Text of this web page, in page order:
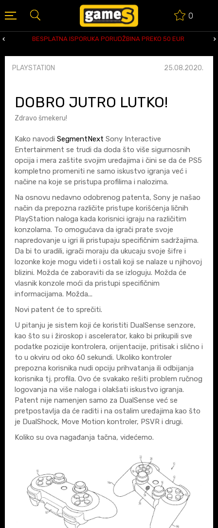
0
BESPLATNA ISPORUKA PORUDŽBINA PREKO 50 EUR
PLAYSTATION 25.08.2020.
DOBRO JUTRO LUTKO!
Zdravo šmekeru!
Kako navodi SegmentNext Sony Interactive
Entertainment se trudi da doda što više sigurnosnih
opcija i mera zaštite svojim uređajima i čini se da će PS5
kompletno promeniti ne samo iskustvo igranja već i
načine na koje se pristupa profilima i nalozima.
Na osnovu nedavno odobrenog patenta, Sony je našao
način da prepozna različite pristupe korišćenja ličnih
PlayStation naloga kada korisnici igraju na različitim
konzolama. To omogućava da igrači prate svoje
napredovanje u igri ili pristupaju specifičnim sadržajima.
Da bi to uradili, igrači moraju da ukucaju svoje šifre i
lozonke koje mogu videti i ostali koji se nalaze u njihovoj
blizini. Možda će zaboraviti da se izloguju. Možda će
vlasnik konzole moći da pristupi specifičnim
informacijama. Možda...
Novi patent će to sprečiti.
U pitanju je sistem koji će koristiti DualSense senzore,
kao što su i žiroskop i ascelerator, kako bi prikupili sve
podatke pozicije kontrolera, orijentacije, pritisak i slično i
to u okviru od oko 60 sekundi. Ukoliko kontroler
prepozna korisnika nudi opciju prihvatanja ili odbijanja
korisnika tj. profila. Ovo će svakako rešiti problem ručnog
logovanja na više naloga i olakšati iskustvo igranja.
Patent nije namenjen samo za DualSense već se
pretpostavlja da će raditi i na ostalim uređajima kao što
je DualShock, Move Motion kontroler, PSVR i drugi.
Koliko su ova nagađanja tačna, videćemo.